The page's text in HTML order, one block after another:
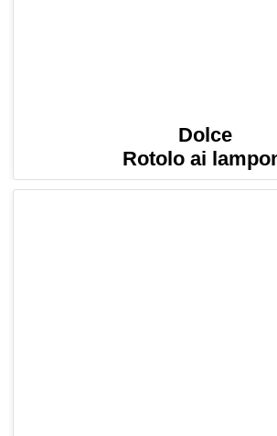
Dolce
Rotolo ai